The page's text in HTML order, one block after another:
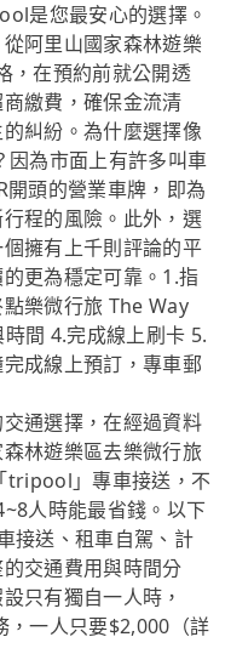
是您最安心的選擇。
阿里山國家森林遊樂
，在預約前就公開透
繳費，確保金流清
糾紛。為什麼選擇像
為市面上有許多叫車
頭的營業車牌，即為
程的風險。此外，選
擁有上千則評論的平
更為穩定可靠。1.指
樂微行旅 The Way
間 4.完成線上刷卡 5.
成線上預訂，專車郵
通選擇，在經過資料
林遊樂區去樂微行旅
tripool」專車接送，不
人時能最省錢。以下
接送、租車自駕、計
交通費用與時間分
只有獨自一人時，
一人只要$2,000（詳